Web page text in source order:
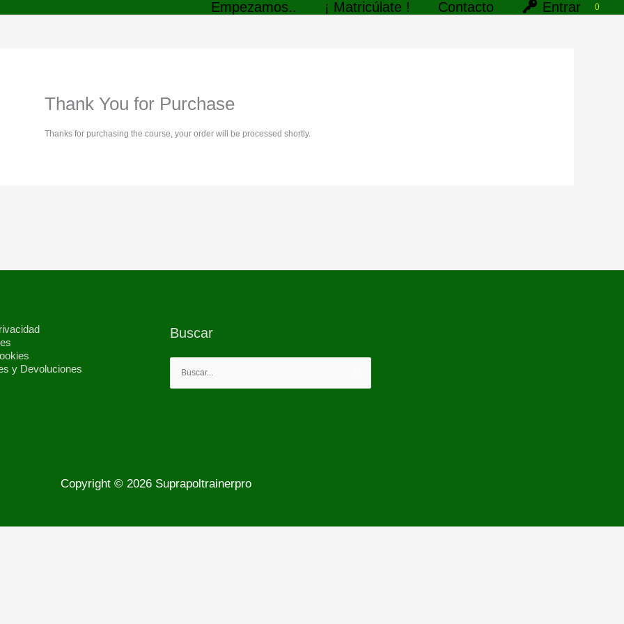
Empezamos.. ¡ Matricúlate ! Contacto Entrar 0
Thank You for Purchase
Thanks for purchasing the course, your order will be processed shortly.
y Devoluciones
Buscar
Buscar
Copyright © 2026 Suprapoltrainerpro